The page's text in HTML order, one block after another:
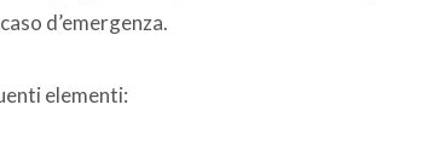
d’emergenza.
elementi: